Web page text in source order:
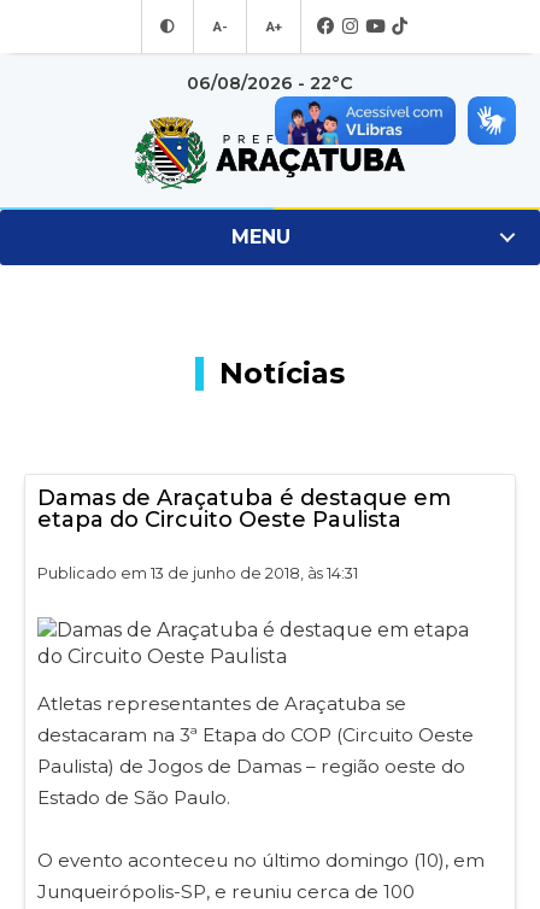
A- A+
06/08/2026 - 22°C
MENU
Notícias
Damas de Araçatuba é destaque em
etapa do Circuito Oeste Paulista
Publicado em 13 de junho de 2018, às 14:31
Atletas representantes de Araçatuba se
destacaram na 3ª Etapa do COP (Circuito Oeste
Paulista) de Jogos de Damas – região oeste do
Estado de São Paulo.
O evento aconteceu no último domingo (10), em
Junqueirópolis-SP, e reuniu cerca de 100